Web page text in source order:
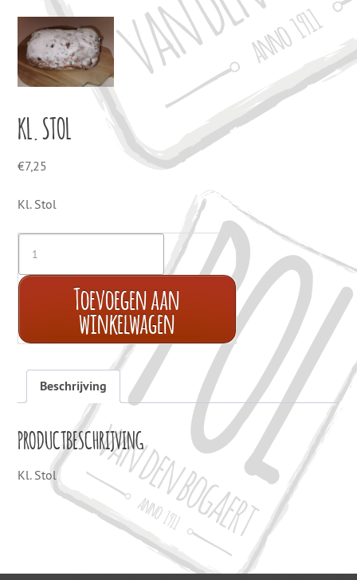
KL. STOL
€7,25
Kl. Stol
Toevoegen aan
winkelwagen
Beschrijving
PRODUCTBESCHRIJVING
Kl. Stol